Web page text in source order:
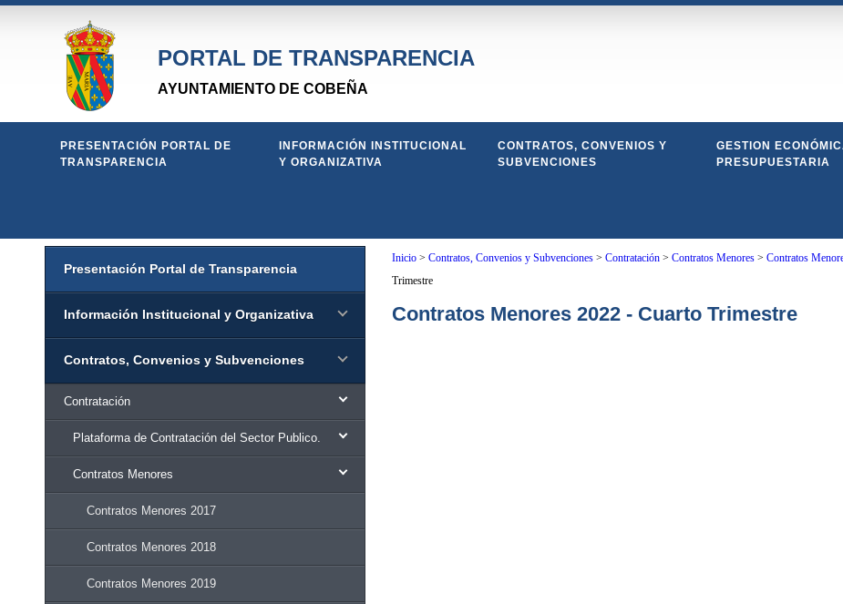
PORTAL DE TRANSPARENCIA
AYUNTAMIENTO DE COBEÑA
PRESENTACIÓN PORTAL DE
TRANSPARENCIA
INFORMACIÓN INSTITUCIONAL
Y ORGANIZATIVA
CONTRATOS, CONVENIOS Y
SUBVENCIONES
GESTION
PRESUPUESTARIA
Presentación Portal de Transparencia
Información Institucional y Organizativa
Contratos, Convenios y Subvenciones
Contratación
Plataforma de Contratación del Sector Publico.
Contratos Menores
Contratos Menores 2017
Contratos Menores 2018
Contratos Menores 2019
Inicio> Contratos, Convenios y Subvenciones> Contratación> Contratos Menores> Contratos
Trimestre
Contratos Menores 2022 - Cuarto Trimestre